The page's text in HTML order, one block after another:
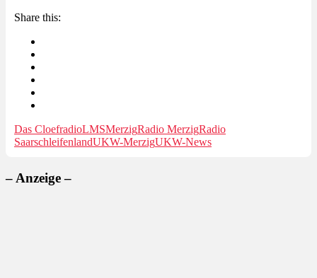
Share this:
Das CloefradioLMSMerzigRadio MerzigRadio
SaarschleifenlandUKW-MerzigUKW-News
– Anzeige –